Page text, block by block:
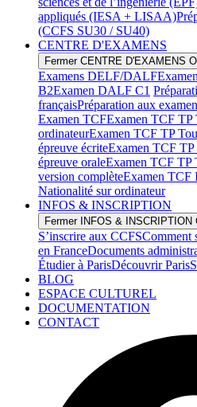
appliqués (IESA + LISAA)
(CCFS SU30 / SU40)
CENTRE D'EXAMENS
Fermer CENTRE D'EXAMENS
Examens DELF/DALF
B2Examen DALF C1
françaisPréparation aux
Examen TCFExamen TCF TP
ordinateurExamen TCF TP
épreuve écriteExamen TCF
épreuve oraleExamen TCF TP
version complèteExamen TCF
Nationalité sur ordinateur
INFOS & INSCRIPTION
Fermer INFOS & INSCRIPTION
S’inscrire aux CCFSComment
en FranceDocuments
Étudier à ParisDécouvrir Paris
BLOG
ESPACE CULTUREL
DOCUMENTATION
CONTACT